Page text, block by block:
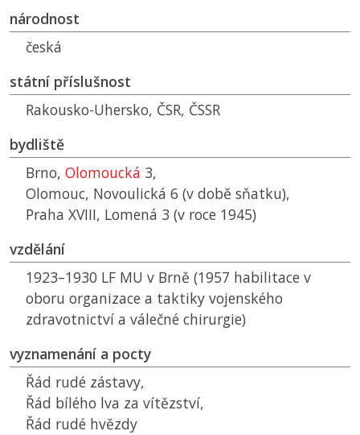
národnost
česká
státní příslušnost
Rakousko-Uhersko, ČSR, ČSSR
bydliště
Brno, Olomoucká 3,
Olomouc, Novoulická 6 (v době sňatku),
Praha XVIII, Lomená 3 (v roce 1945)
vzdělání
1923–1930 LF MU v Brně (1957 habilitace v
oboru organizace a taktiky vojenského
zdravotnictví a válečné chirurgie)
vyznamenání a pocty
Řád rudé zástavy,
Řád bílého lva za vítězství,
Řád rudé hvězdy